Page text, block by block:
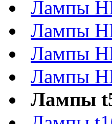
Лампы
Лампы
Лампы
Лампы
Лампы